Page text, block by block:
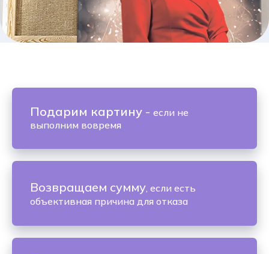
Подарим картину - если не
выполним вовремя
Возвращаем сумму, если есть
объективная причина для отказа